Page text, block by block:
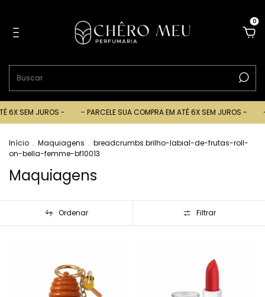
0
SEM JUROS - - PARCELE SUA COMPRA EM ATÉ 6X SEM JUROS - -
Início . Maquiagens . breadcrumbs.brilho-labial-de-frutas-roll-
on-bella-femme-bf10013
Maquiagens
Ordenar Filtrar